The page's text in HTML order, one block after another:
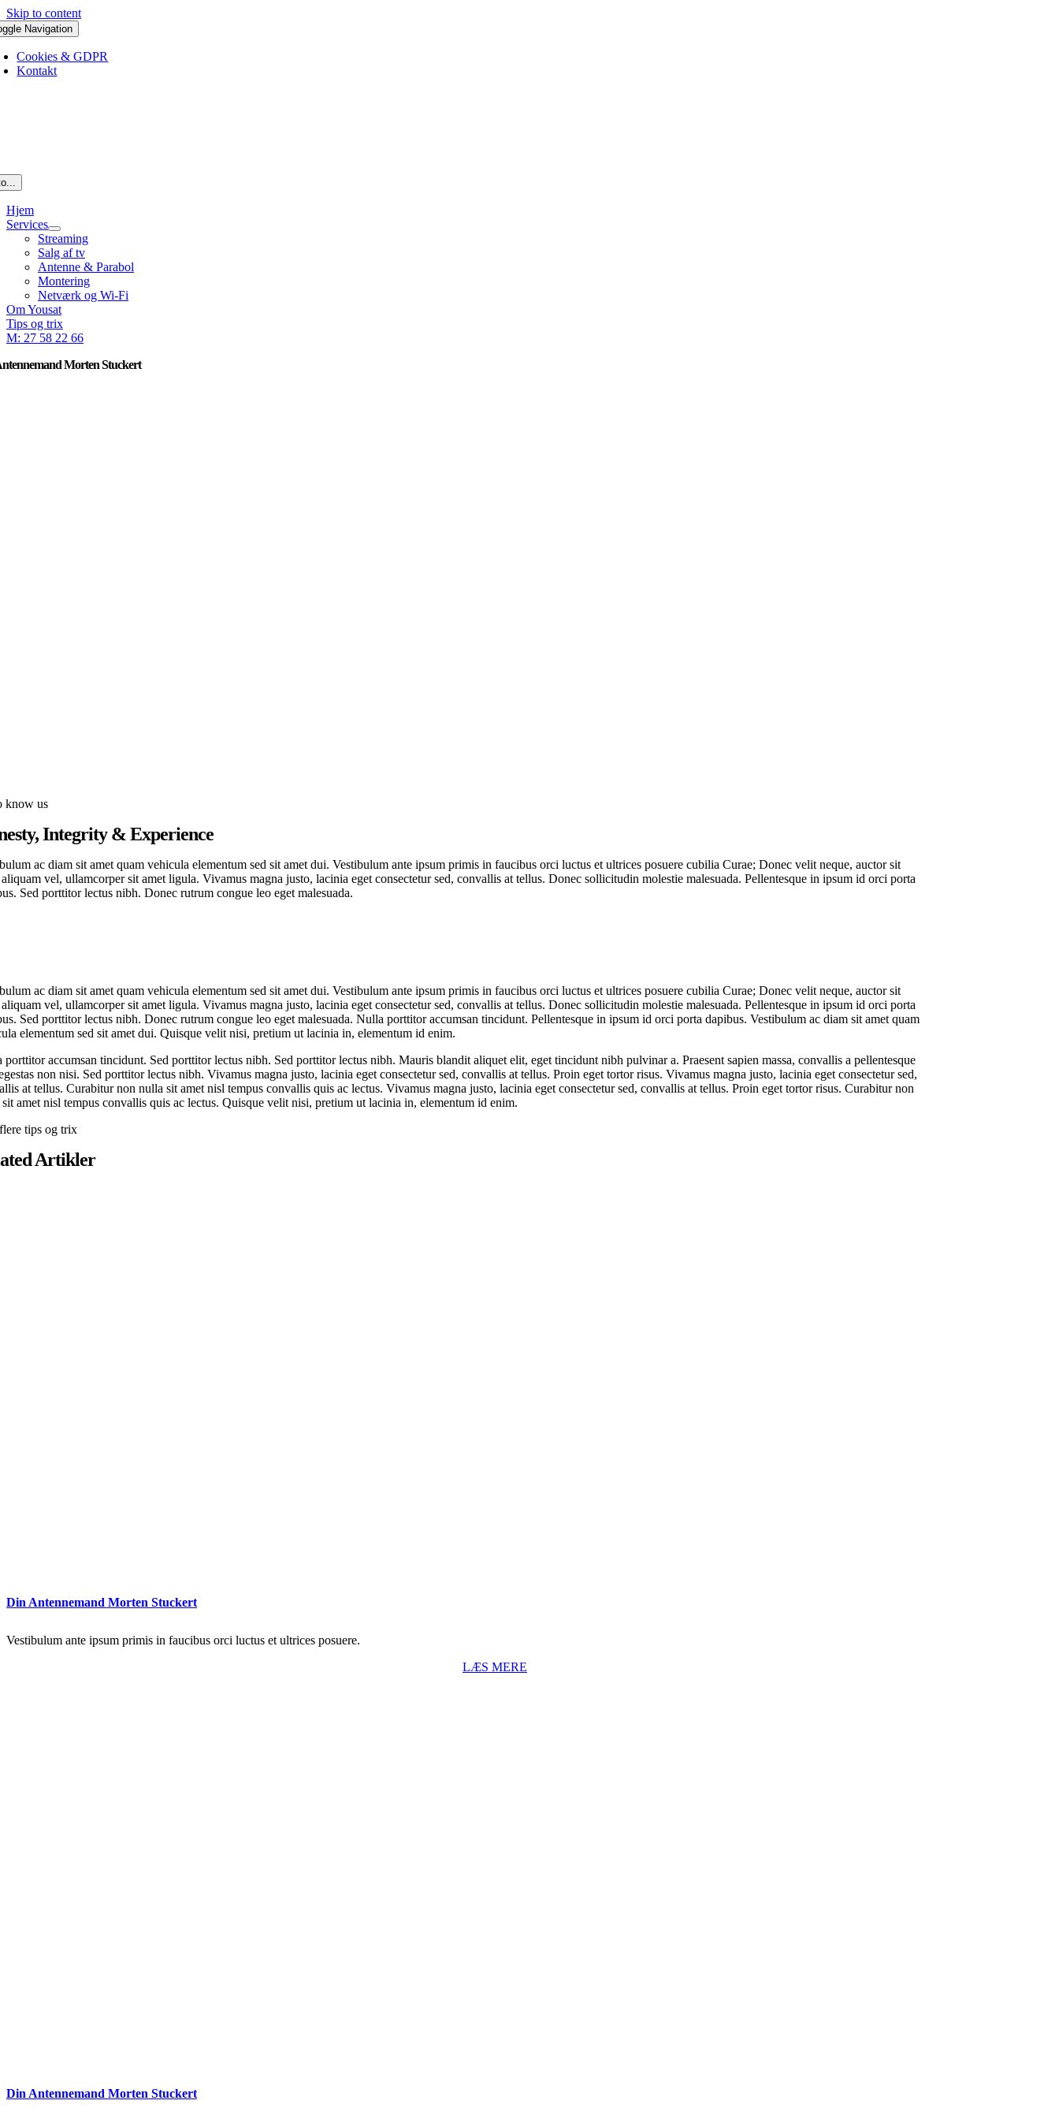
Skip to content
Navigation
Cookies & GDPR
Kontakt
Hjem
Services
Streaming
Salg af tv
Antenne & Parabol
Montering
Netværk og Wi-Fi
Om Yousat
Tips og trix
M: 27 58 22 66
Morten Stuckert
know us
Integrity & Experience
ac diam sit amet quam vehicula elementum sed sit amet dui. Vestibulum ante ipsum primis in faucibus orci luctus et ultrices posuere cubilia Curae; Donec velit neque, auctor sit
aliquam vel, ullamcorper sit amet ligula. Vivamus magna justo, lacinia eget consectetur sed, convallis at tellus. Donec sollicitudin molestie malesuada. Pellentesque in ipsum id orci porta
Sed porttitor lectus nibh. Donec rutrum congue leo eget malesuada.
ac diam sit amet quam vehicula elementum sed sit amet dui. Vestibulum ante ipsum primis in faucibus orci luctus et ultrices posuere cubilia Curae; Donec velit neque, auctor sit
aliquam vel, ullamcorper sit amet ligula. Vivamus magna justo, lacinia eget consectetur sed, convallis at tellus. Donec sollicitudin molestie malesuada. Pellentesque in ipsum id orci porta
Sed porttitor lectus nibh. Donec rutrum congue leo eget malesuada. Nulla porttitor accumsan tincidunt. Pellentesque in ipsum id orci porta dapibus. Vestibulum ac diam sit amet quam
elementum sed sit amet dui. Quisque velit nisi, pretium ut lacinia in, elementum id enim.
porttitor accumsan tincidunt. Sed porttitor lectus nibh. Sed porttitor lectus nibh. Mauris blandit aliquet elit, eget tincidunt nibh pulvinar a. Praesent sapien massa, convallis a pellentesque
non nisi. Sed porttitor lectus nibh. Vivamus magna justo, lacinia eget consectetur sed, convallis at tellus. Proin eget tortor risus. Vivamus magna justo, lacinia eget consectetur sed,
at tellus. Curabitur non nulla sit amet nisl tempus convallis quis ac lectus. Vivamus magna justo, lacinia eget consectetur sed, convallis at tellus. Proin eget tortor risus. Curabitur non
amet nisl tempus convallis quis ac lectus. Quisque velit nisi, pretium ut lacinia in, elementum id enim.
tips og trix
Artikler
Din Antennemand Morten Stuckert
Vestibulum ante ipsum primis in faucibus orci luctus et ultrices posuere.
LÆS MERE
Din Antennemand Morten Stuckert